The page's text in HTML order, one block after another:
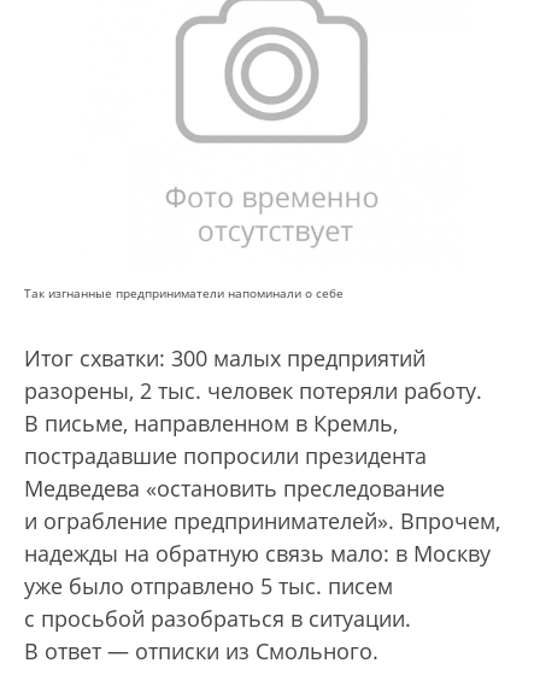
Так изгнанные предприниматели напоминали о себе
Итог схватки: 300 малых предприятий
разорены, 2 тыс. человек потеряли работу.
В письме, направленном в Кремль,
пострадавшие попросили президента
Медведева «остановить преследование
и ограбление предпринимателей». Впрочем,
надежды на обратную связь мало: в Москву
уже было отправлено 5 тыс. писем
с просьбой разобраться в ситуации.
В ответ — отписки из Смольного.